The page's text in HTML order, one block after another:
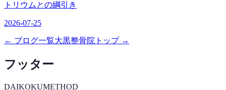
トリウムとの綱引き
2026-07-25
← ブログ一覧大黒整骨院トップ →
フッター
DAIKOKUMETHOD